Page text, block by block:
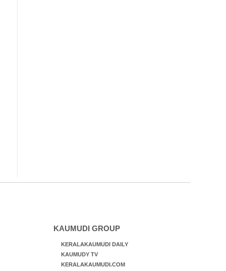
KAUMUDI GROUP
KERALAKAUMUDI DAILY
KAUMUDY TV
KERALAKAUMUDI.COM